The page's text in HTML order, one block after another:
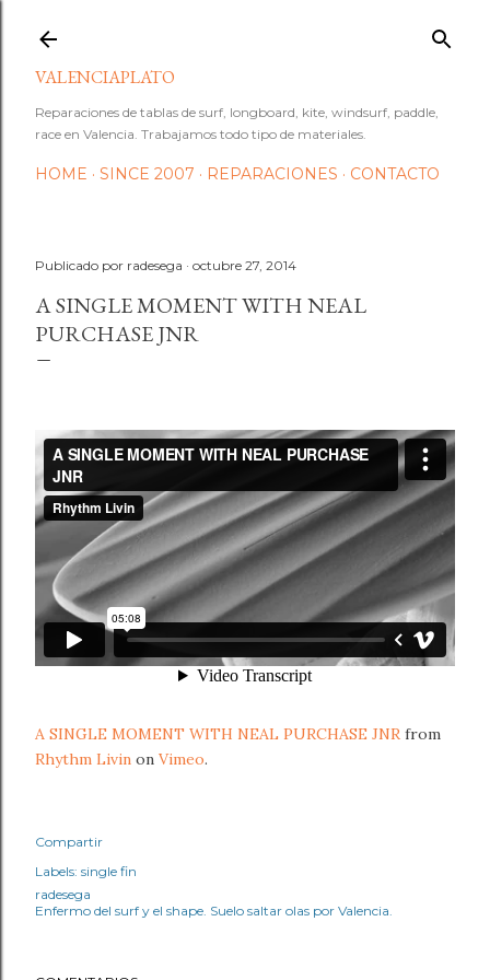
VALENCIAPLATO
Reparaciones de tablas de surf, longboard, kite, windsurf, paddle,
race en Valencia. Trabajamos todo tipo de materiales.
HOME SINCE 2007 REPARACIONES CONTACTO
Publicado por radesega octubre 27, 2014
A SINGLE MOMENT WITH NEAL
PURCHASE JNR
A SINGLE MOMENT WITH NEAL PURCHASE JNR from
Rhythm Livin on Vimeo.
Compartir
Labels: single fin
radesega
Enfermo del surf y el shape. Suelo saltar olas por Valencia.